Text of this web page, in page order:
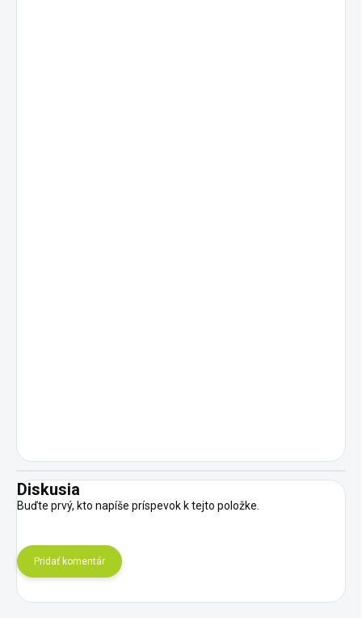
Diskusia
Buďte prvý, kto napíše príspevok k tejto položke.
Pridať komentár